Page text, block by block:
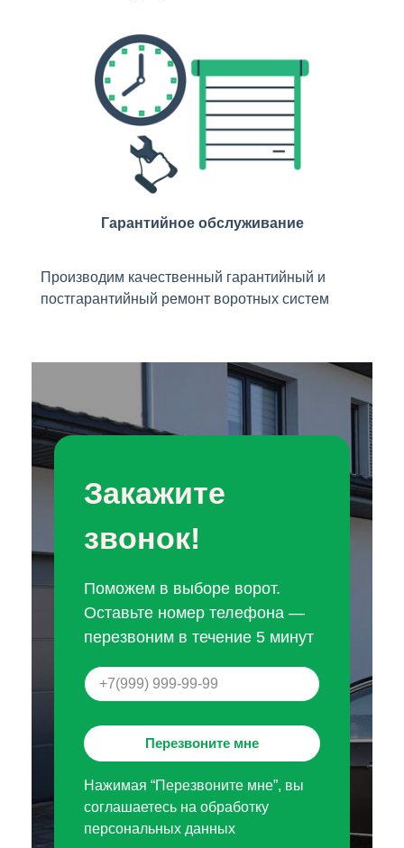
Гарантийное обслуживание
Производим качественный гарантийный и
постгарантийный ремонт воротных систем
Закажите
звонок!
Поможем в выборе ворот.
Оставьте номер телефона —
перезвоним в течение 5 минут
Перезвоните мне
Нажимая “Перезвоните мне”, вы
соглашаетесь на обработку
персональных данных